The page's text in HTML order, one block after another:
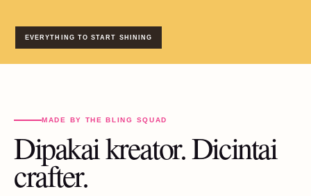
EVERYTHING TO START SHINING
MADE BY THE BLING SQUAD
Dipakai kreator. Dicintai
crafter.